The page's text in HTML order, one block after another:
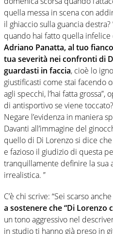
quella messa in scena con
il ghiaccio sulla guancia
quando hai fatto quella infelice
Adriano Panatta, al tuo
tua severità nei confronti di
guardasti in faccia, cioè lo
giustificasti come stai
agli specchi, l’hai fatta grossa”,
di antisportivo se viene
Negare l’evidenza in maniera
Davanti all’immagine del
quello di Di Lorenzo si dice
e fazioso il giudizio di questa
tranquillamente definire la sua
irrealistica. ”
C’è chi scrive: “Sei scarso
a sostenere che “Di Lorenzo
un tono aggressivo nel
in studio ti hanno già preso in